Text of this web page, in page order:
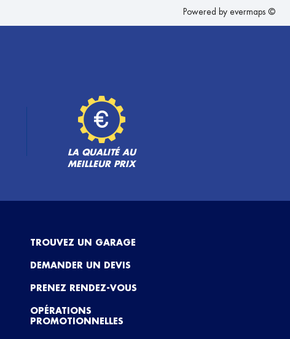
Powered by evermaps ©
LA QUALITÉ AU
MEILLEUR PRIX
TROUVEZ UN GARAGE
DEMANDER UN DEVIS
PRENEZ RENDEZ-VOUS
OPÉRATIONS
PROMOTIONNELLES